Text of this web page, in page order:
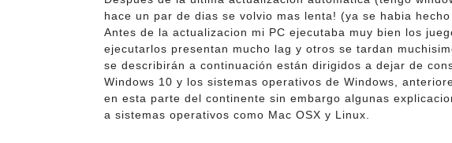
hace un par de dias se volvio mas lenta! (ya se habia
Antes de la actualizacion mi PC ejecutaba muy bien los
ejecutarlos presentan mucho lag y otros se tardan
se describirán a continuación están dirigidos a dejar de
Windows 10 y los sistemas operativos de Windows,
en esta parte del continente sin embargo algunas
a sistemas operativos como Mac OSX y Linux.